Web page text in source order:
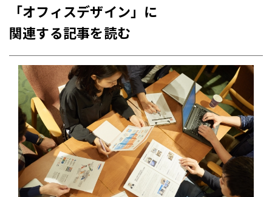
「オフィスデザイン」に
関連する記事を読む